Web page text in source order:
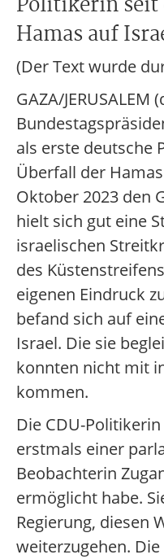
Hamas auf
(Der Text wurde
GAZA/JERUSALEM
als erste deutsche
Überfall der
Oktober 2023 den
hielt sich gut eine
israelischen
des
eigenen Eindruck
befand sich auf
Israel. Die sie
konnten nicht mit
kommen.
Die CDU-
erstmals einer
Beobachterin
ermöglicht habe.
Regierung, diesen
weiterzugehen.